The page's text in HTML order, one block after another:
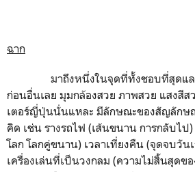
ฉาก
มาถึงหนึ่งในจุดที่ทั้งชอบที่สุดและขั
ก่อนอื่นเลย มุมกล้องสวย ภาพสวย แสงสี
เตอร์ญี่ปุ่นนั่นแหละ มีลักษณะของสัญลักษ
คิด เช่น รางรถไฟ (เส้นขนาน การกลับไ
โลก โลกคู่ขนาน) เวลาเที่ยงคืน (จุดจบวัน
เครื่องเล่นที่เป็นวงกลม (ความไม่สิ้นสุดข